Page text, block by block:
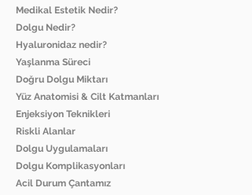
Medikal Estetik Nedir?
Dolgu Nedir?
Hyaluronidaz nedir?
Yaşlanma Süreci
Doğru Dolgu Miktarı
Yüz Anatomisi & Cilt Katmanları
Enjeksiyon Teknikleri
Riskli Alanlar
Dolgu Uygulamaları
Dolgu Komplikasyonları
Acil Durum Çantamız